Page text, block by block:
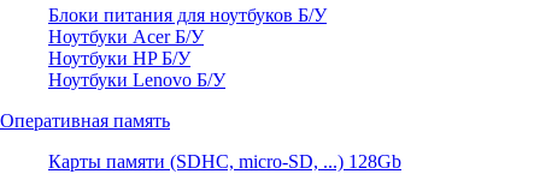
Блоки питания для ноутбуков Б/У
Ноутбуки Acer Б/У
Ноутбуки HP Б/У
Ноутбуки Lenovo Б/У
Оперативная память
Карты памяти (SDHC, micro-SD, ...) 128Gb